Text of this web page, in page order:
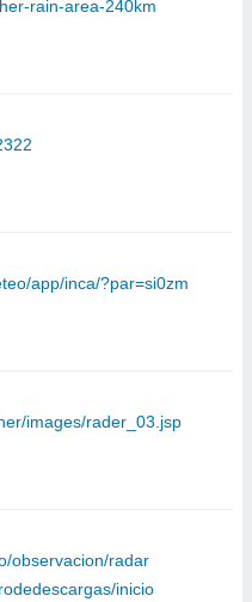
rain-area-240km
app/inca/?par=si0zm
images/rader_03.jsp
observacion/radar
inicio